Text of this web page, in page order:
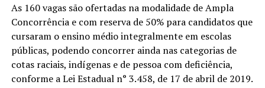
As 160 vagas são ofertadas na modalidade de Ampla
Concorrência e com reserva de 50% para candidatos que
cursaram o ensino médio integralmente em escolas
públicas, podendo concorrer ainda nas categorias de
cotas raciais, indígenas e de pessoa com deficiência,
conforme a Lei Estadual n° 3.458, de 17 de abril de 2019.